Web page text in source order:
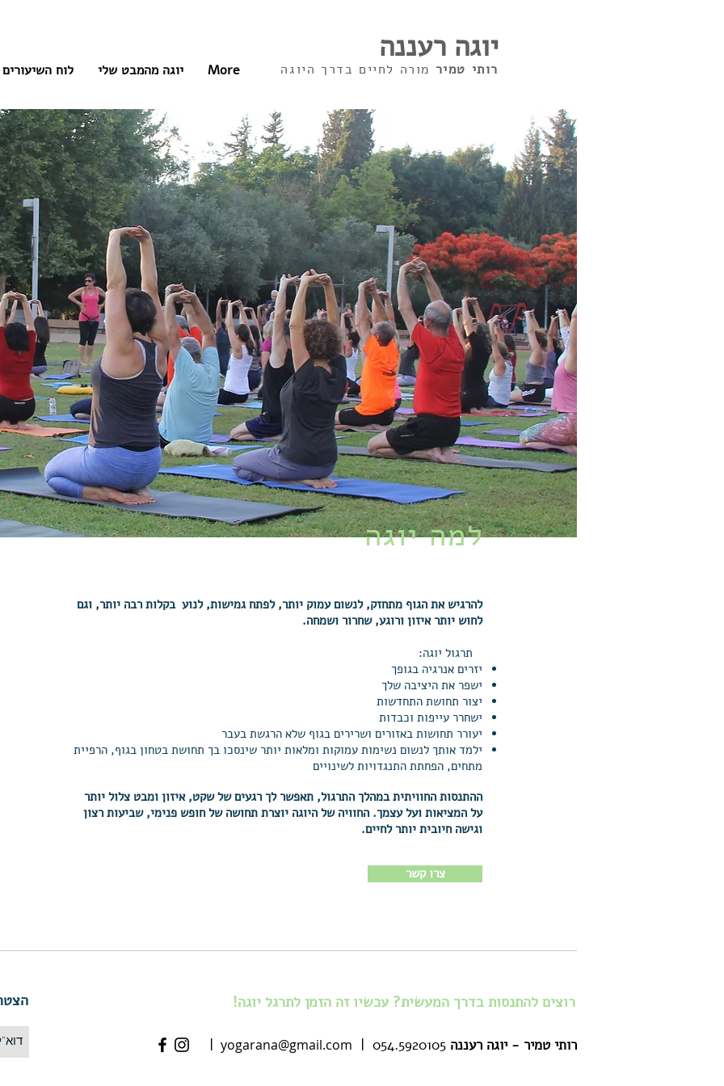
לוח השיעורים יוגה מהמבט שלי More
יוגה רעננה
רותי טמיר מורה לחיים בדרך היוגה
למהיוגה
להרגיש את הגוף מתחזק, לנשום עמוק יותר, לפתח גמישות, לנוע בקלות רבה יותר, וגם
לחוש יותר איזון ורוגע, שחרור ושמחה.
תרגול יוגה:
יזרים אנרגיה בגופך
ישפר את היציבה שלך
יצור תחושת התחדשות
ישחרר עייפות וכבדות
יעורר תחושות באזורים ושרירים בגוף שלא הרגשת בעבר
ילמד אותך לנשום נשימות עמוקות ומלאות יותר שינסכו בך תחושת בטחון בגוף, הרפיית
מתחים, הפחתת התנגדויות לשינויים
ההתנסות החוויתית במהלך התרגול, תאפשר לך רגעים של שקט, איזון ומבט צלול יותר
על המציאות ועל עצמך. החוויה של היוגה יוצרת תחושה של חופש פנימי, שביעות רצון
וגישה חיובית יותר לחיים.
צרו קשר
רוצים להתנסות בדרך המעשית? עכשיו זה הזמן לתרגל יוגה!
רותי טמיר - יוגה רעננה 054.5920105
|
yogarana@gmail.com
|